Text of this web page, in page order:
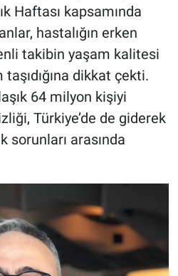
Haftası kapsamında
hastalığın erken
takibin yaşam kalitesi
dikkat çekti.
64 milyon kişiyi
Türkiye’de de giderek
sorunları arasında